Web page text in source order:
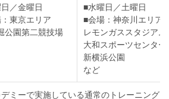
／金曜日
東京エリア
公園第二競技場
■水曜日／土曜日
■会場：神奈川エリア
レモンガススタジア
大和スポーツセンター
新横浜公園
など
ミーで実施している通常のトレーニング